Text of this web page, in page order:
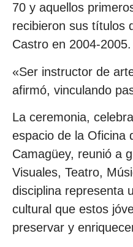
70 y aquellos
recibieron sus títulos
Castro en 2004-2005.
«Ser instructor de
afirmó, vinculando
La ceremonia,
espacio de la Oficina
Camagüey, reunió a
Visuales, Teatro,
disciplina representa
cultural que estos
preservar y